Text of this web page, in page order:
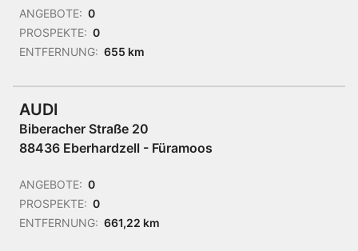
ANGEBOTE: 0
PROSPEKTE: 0
ENTFERNUNG: 655 km
AUDI
Biberacher Straße 20
88436 Eberhardzell - Füramoos
ANGEBOTE: 0
PROSPEKTE: 0
ENTFERNUNG: 661,22 km